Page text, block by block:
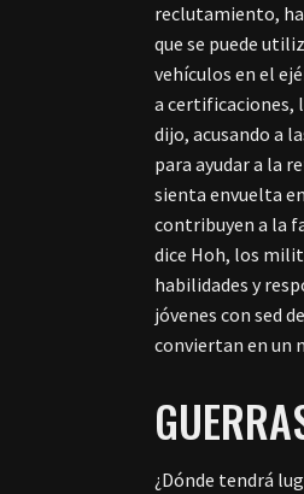
reclutamiento,
que se puede
vehículos en el
a certificaciones,
dijo, acusando a
para ayudar a la
sienta envuelta
contribuyen a la
dice Hoh, los
habilidades y
jóvenes con sed
conviertan en un
¿Dónde tendrá